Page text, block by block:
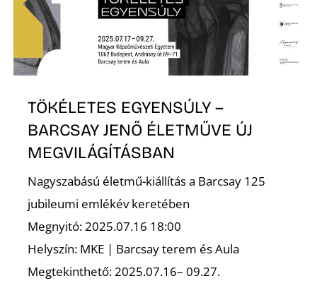
TÖKÉLETES EGYENSÚLY –
BARCSAY JENŐ ÉLETMŰVE ÚJ
MEGVILÁGÍTÁSBAN
Nagyszabású életmű-kiállítás a Barcsay 125
jubileumi emlékév keretében
Megnyitó: 2025.07.16 18:00
Helyszín: MKE | Barcsay terem és Aula
Megtekinthető: 2025.07.16– 09.27.